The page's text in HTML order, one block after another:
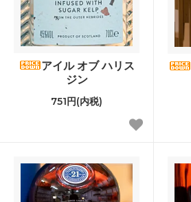
アイル オブ ハリス
ジン
751円(内税)